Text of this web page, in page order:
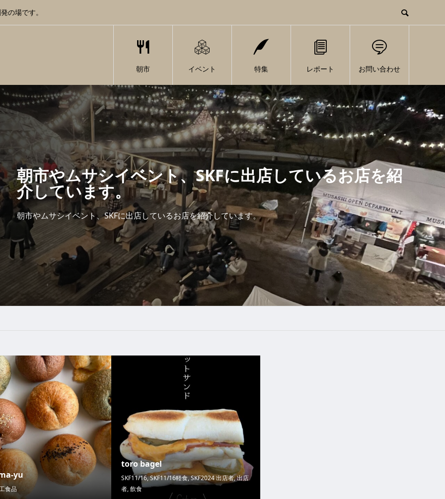
の場です。
朝市 イベント 特集 レポート お問い合わせ
朝市やムサシイベント、SKFに出店しているお店を紹
介しています。
朝市やムサシイベント、SKFに出店しているお店を紹介しています。
yu
食品
toro bagel
SKF11/16,SKF11/16軽食,SKF2024 出店者,出店
者,飲食